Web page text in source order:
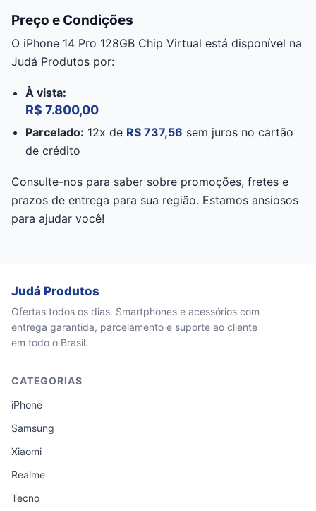
Preço e Condições
O iPhone 14 Pro 128GB Chip Virtual está disponível na
Judá Produtos por:
À vista:
R$ 7.800,00
Parcelado: 12x de R$ 737,56 sem juros no cartão
de crédito
Consulte-nos para saber sobre promoções, fretes e
prazos de entrega para sua região. Estamos ansiosos
para ajudar você!
Judá Produtos
Ofertas todos os dias. Smartphones e acessórios com
entrega garantida, parcelamento e suporte ao cliente
em todo o Brasil.
CATEGORIAS
iPhone
Samsung
Xiaomi
Realme
Tecno